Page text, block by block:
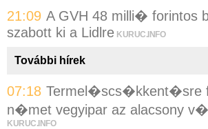
21:09 A GVH 48 milli�
szabott ki a Lidlre KURUC.INFO
További hírek
07:18 Termel�scs�kkent�sre
n�met vegyipar az alacsony
KURUC.INFO